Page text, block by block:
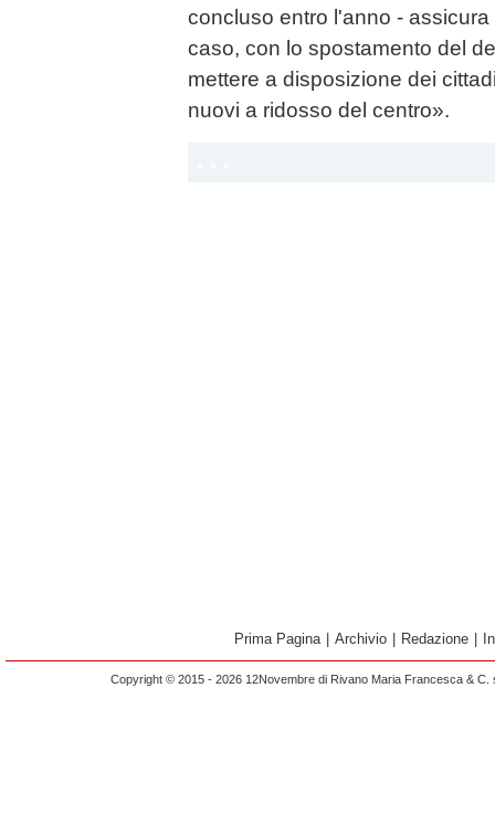
concluso entro l'anno -
caso, con lo spostamento del
mettere a disposizione dei
nuovi a ridosso del centro».
Prima Pagina Archivio Redazione
Copyright © 2015 - 2026 12Novembre di Rivano Maria Francesca &